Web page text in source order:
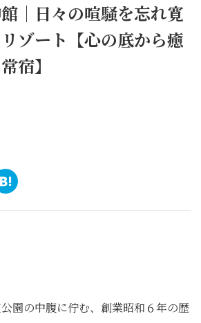
｜日々の喧騒を忘れ寛
ゾート【心の底から癒
宿】
園の中腹に佇む、創業昭和６年の歴